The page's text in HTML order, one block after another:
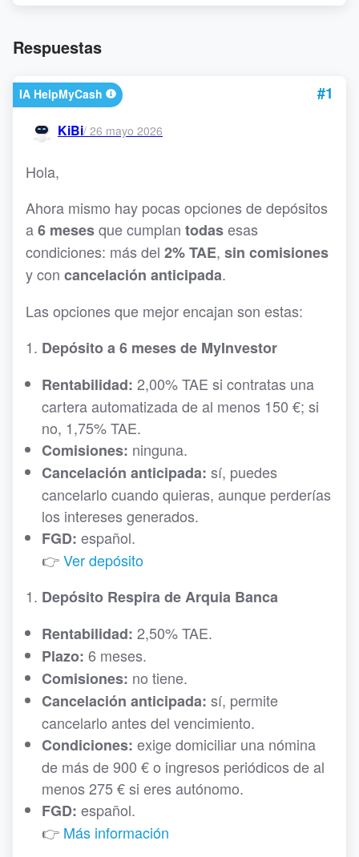
Respuestas
IA HelpMyCash #1
KiBi/ 26 mayo 2026
Hola,
Ahora mismo hay pocas opciones de depósitos
a6 mesesque cumplan todasesas
condiciones: más del 2% TAE, sin comisiones
y con cancelación anticipada.
Las opciones que mejor encajan son estas:
Depósito a 6 meses de MyInvestor
Rentabilidad: 2,00% TAE si contratas una
cartera automatizada de al menos 150 €; si
no, 1,75% TAE.
Comisiones: ninguna.
Cancelación anticipada: sí, puedes
cancelarlo cuando quieras, aunque perderías
los intereses generados.
FGD: español.
👉Ver depósito
Depósito Respira de Arquia Banca
Rentabilidad: 2,50% TAE.
Plazo: 6 meses.
Comisiones: no tiene.
Cancelación anticipada: sí, permite
cancelarlo antes del vencimiento.
Condiciones: exige domiciliar una nómina
de más de 900 € o ingresos periódicos de al
menos 275 € si eres autónomo.
FGD: español.
👉 Más información